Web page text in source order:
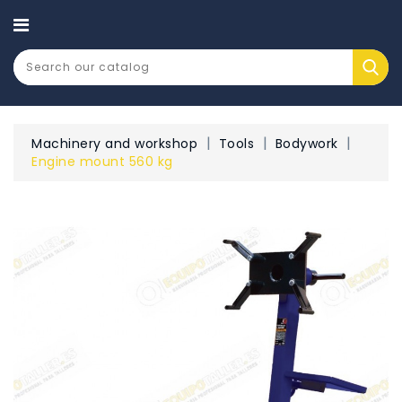
CATEGORY
Machinery and workshop Tools
Bodywork
Engine mount 560 kg